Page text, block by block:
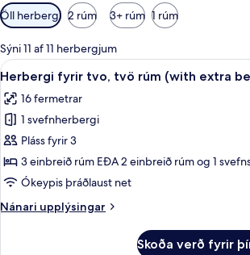
Síur
í
boði
fyrir
herbergi
Öll herbergi 2 rúm 3+ rúm 1 rúm
Sýni 11 af 11 herbergjum
Skoða
allar
myndir
fyrir
Herbergi
fyrir
tvo,
rúm
Herbergi
9
Herbergi fyrir tvo, tvö rúm (with extra
16 fermetrar
1 svefnherbergi
Pláss fyrir 3
3 einbreið rúm EÐA 2 einbreið rúm og 1
Ókeypis þráðlaust net
Nánari upplýsingar
Nánari
Skoða verð fyrir